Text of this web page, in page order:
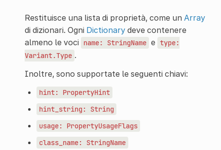
Restituisce una lista di proprietà, come un Array
di dizionari. Ogni Dictionarydeve contenere
almeno le voci
name: StringName e type:
Variant.Type .
Inoltre, sono supportate le seguenti chiavi:
hint:
PropertyHint
hint_string:
String
usage:
PropertyUsageFlags
class_name:
StringName